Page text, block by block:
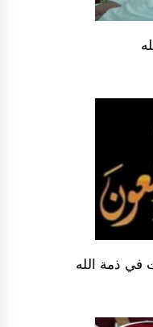
في ذمة الله